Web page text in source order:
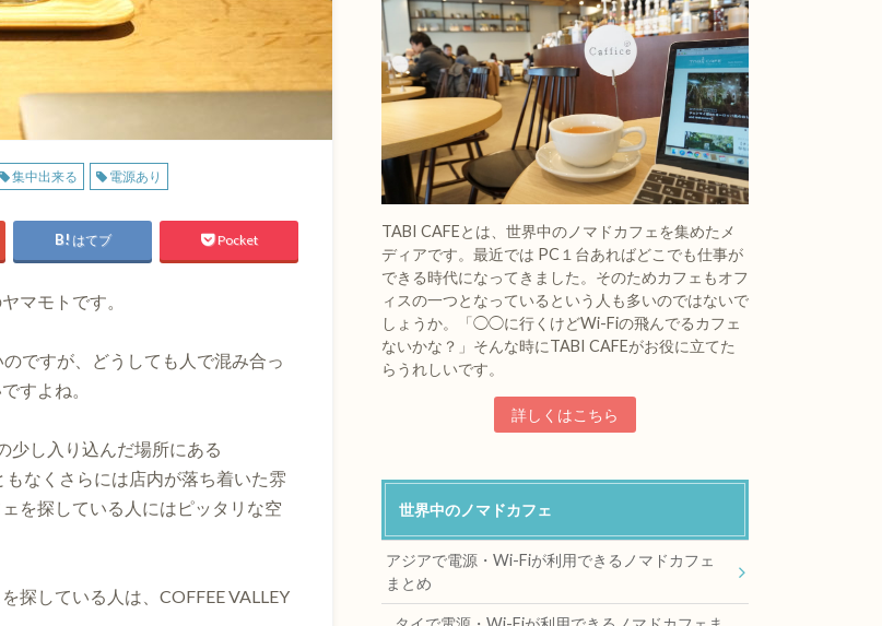
集中出来る 電源あり
はてブ Pocket
マモトです。
ですが、どうしても人で混み合っ
すよね。
少し入り込んだ場所にある
もなくさらには店内が落ち着いた雰
を探している人にはピッタリな空
探している人は、COFFEE VALLEY
TABI CAFEとは、世界中のノマドカフェを集めたメ
ディアです。最近では PC１台あればどこでも仕事が
できる時代になってきました。そのためカフェもオフ
ィスの一つとなっているという人も多いのではないで
しょうか。「◯◯に行くけどWi-Fiの飛んでるカフェ
ないかな？」そんな時にTABI CAFEがお役に立てた
らうれしいです。
詳しくはこちら
世界中のノマドカフェ
アジアで電源・Wi-Fiが利用できるノマドカフェ
まとめ